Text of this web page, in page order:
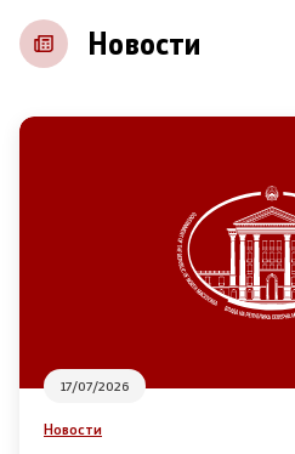
Контакт
Основање на здружение
Дијалог меѓу Владата и
Новости
17/07/2026
Новости